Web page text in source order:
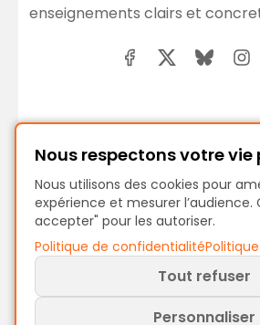
enseignements clairs et
Précédent
Nous respectons votre vie
Nous utilisons des cookies pour
expérience et mesurer l’audience.
accepter" pour les autoriser.
Politique de confidentialité
Tout refuser
Personnaliser